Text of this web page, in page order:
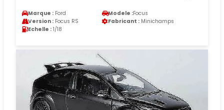
Marque : Ford Modele :Focus
Version : Focus RS Fabricant : Minichamps
Echelle : 1/18